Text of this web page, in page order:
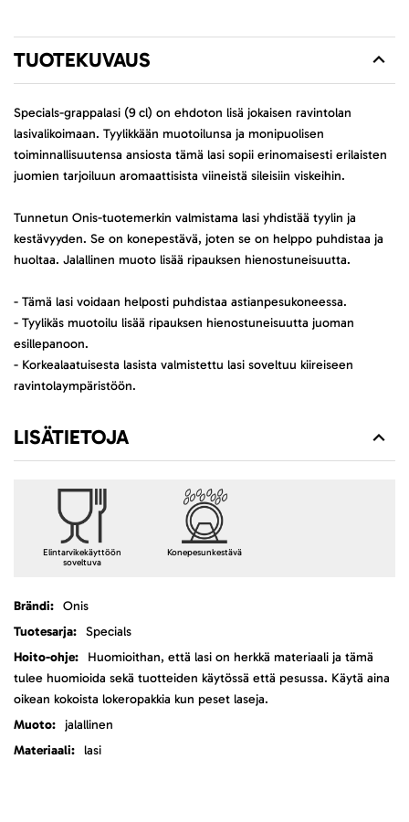
TUOTEKUVAUS
Specials-grappalasi (9 cl) on ehdoton lisä jokaisen ravintolan
lasivalikoimaan. Tyylikkään muotoilunsa ja monipuolisen
toiminnallisuutensa ansiosta tämä lasi sopii erinomaisesti erilaisten
juomien tarjoiluun aromaattisista viineistä sileisiin viskeihin.
Tunnetun Onis-tuotemerkin valmistama lasi yhdistää tyylin ja
kestävyyden. Se on konepestävä, joten se on helppo puhdistaa ja
huoltaa. Jalallinen muoto lisää ripauksen hienostuneisuutta.
- Tämä lasi voidaan helposti puhdistaa astianpesukoneessa.
- Tyylikäs muotoilu lisää ripauksen hienostuneisuutta juoman
esillepanoon.
- Korkealaatuisesta lasista valmistettu lasi soveltuu kiireiseen
ravintolaympäristöön.
LISÄTIETOJA
Elintarvikekäyttöön
soveltuva
Konepesunkestävä
LisätietojaOnis
Specials
Huomioithan, että lasi on herkkä materiaali ja tämä
tulee huomioida sekä tuotteiden käytössä että pesussa. Käytä aina
oikean kokoista lokeropakkia kun peset laseja.
jalallinen
lasi